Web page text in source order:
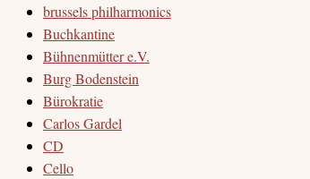
brussels philharmonics
Buchkantine
Bühnenmütter e.V.
Burg Bodenstein
Bürokratie
Carlos Gardel
CD
Cello